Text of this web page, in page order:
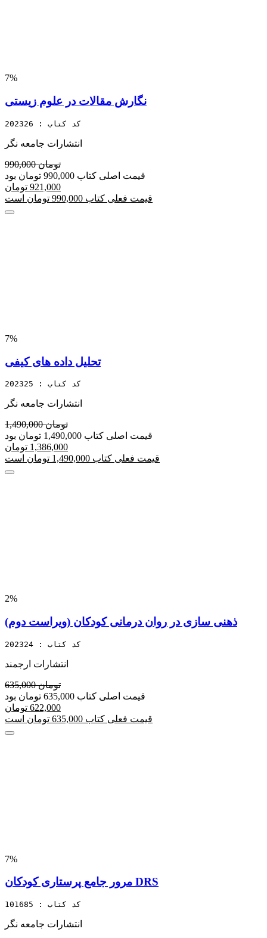
7%
نگارش مقالات در علوم زیستی
کد کتاب : 202326
انتشارات جامعه نگر
990,000 تومان
قیمت اصلی کتاب 990,000 تومان بود
921,000 تومان
قیمت فعلی کتاب 990,000 تومان است
7%
تحلیل داده های کیفی
کد کتاب : 202325
انتشارات جامعه نگر
1,490,000 تومان
قیمت اصلی کتاب 1,490,000 تومان بود
1,386,000 تومان
قیمت فعلی کتاب 1,490,000 تومان است
2%
ذهنی سازی در روان درمانی کودکان (ویراست دوم)
کد کتاب : 202324
انتشارات ارجمند
635,000 تومان
قیمت اصلی کتاب 635,000 تومان بود
622,000 تومان
قیمت فعلی کتاب 635,000 تومان است
7%
مرور جامع پرستاری کودکان DRS
کد کتاب : 101685
انتشارات جامعه نگر